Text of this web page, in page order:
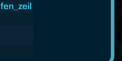
fen_zeil